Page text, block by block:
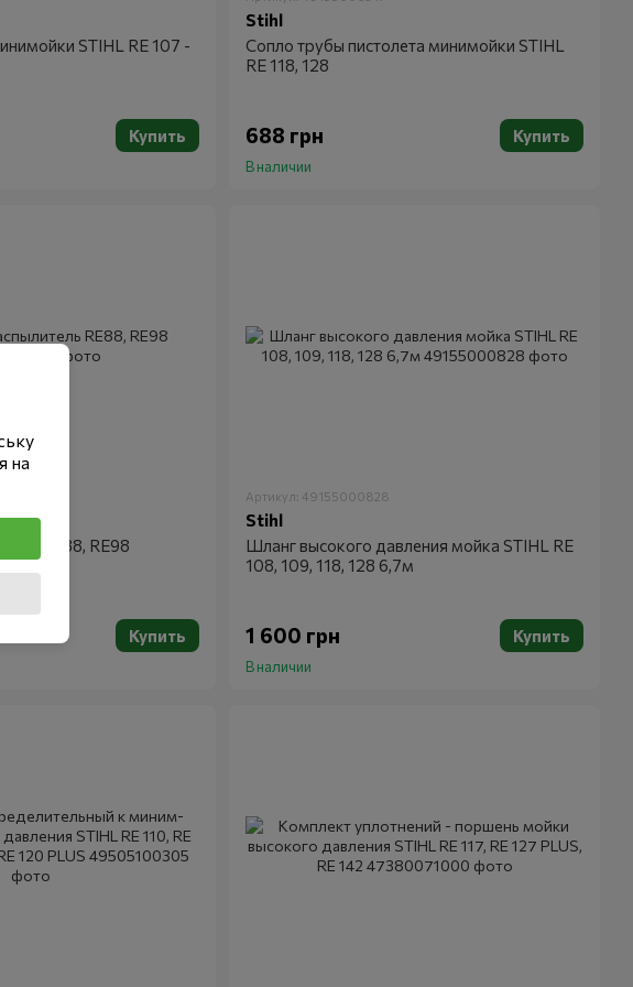
STIHL RE 107 -
Купить
Stihl
Сопло трубы пистолета минимойки STIHL
RE 118, 128
688 грн Купить
В наличии
RE88, RE98
Купить
Артикул: 49155000828
Stihl
Шланг высокого давления мойка STIHL RE
108, 109, 118, 128 6,7м
1 600 грн Купить
В наличии
на